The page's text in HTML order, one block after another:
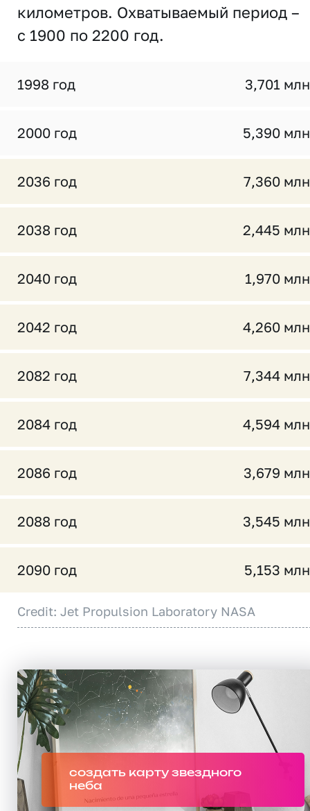
километров. Охватываемый период –
с 1900 по 2200 год.
1998 год 3,701
2000 год 5,390
2036 год 7,360
2038 год 2,445
2040 год 1,970
2042 год 4,260
2082 год 7,344
2084 год 4,594
2086 год 3,679
2088 год 3,545
2090 год 5,153
Credit: Jet Propulsion Laboratory NASA
создать карту звездного
неба